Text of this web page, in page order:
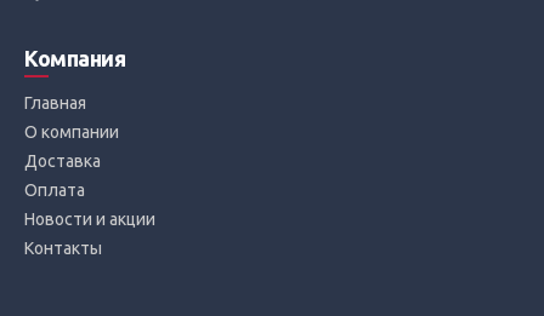
Компания
Главная
О компании
Доставка
Оплата
Новости и акции
Контакты